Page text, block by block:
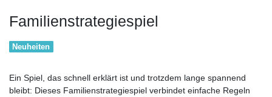
Familienstrategiespiel
Neuheiten
Ein Spiel, das schnell erklärt ist und trotzdem lange spannend
bleibt: Dieses Familienstrategiespiel verbindet einfache Regeln